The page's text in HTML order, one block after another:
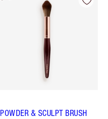
POWDER & SCULPT BRUSH